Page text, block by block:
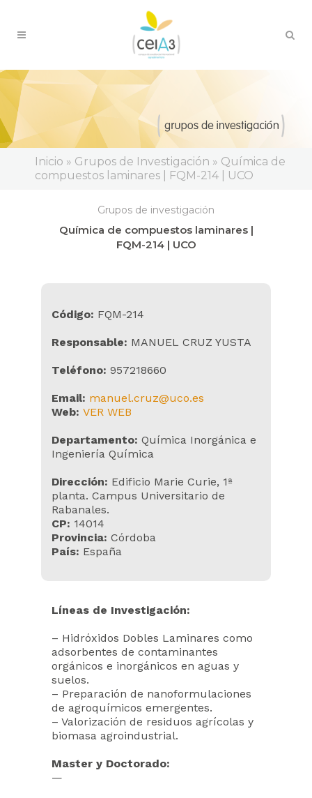
Inicio » Grupos de Investigación » Química de
compuestos laminares | FQM-214 | UCO
Grupos de investigación
Química de compuestos laminares |
FQM-214 | UCO
Código: FQM-214
Responsable: MANUEL CRUZ YUSTA
Teléfono: 957218660
Email: manuel.cruz@uco.es
Web: VER WEB
Departamento: Química Inorgánica e
Ingeniería Química
Dirección: Edificio Marie Curie, 1ª
planta. Campus Universitario de
Rabanales.
CP: 14014
Provincia: Córdoba
País: España
Líneas de Investigación:
– Hidróxidos Dobles Laminares como
adsorbentes de contaminantes
orgánicos e inorgánicos en aguas y
suelos.
– Preparación de nanoformulaciones
de agroquímicos emergentes.
– Valorización de residuos agrícolas y
biomasa agroindustrial.
Master y Doctorado:
—